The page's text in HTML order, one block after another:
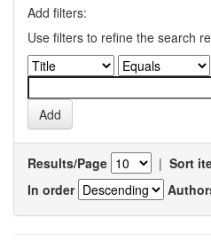
Add filters:
Use filters to refine the search
Results/Page | Sort
In order